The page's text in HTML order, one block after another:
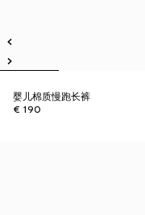
婴儿棉质慢跑长裤
€ 190